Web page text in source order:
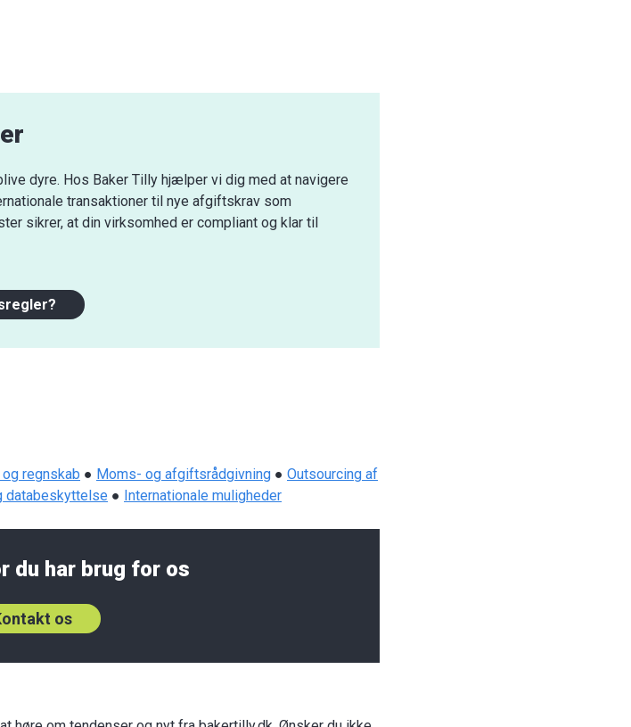
dyre. Hos Baker Tilly hjælper vi dig med at navigere
transaktioner til nye afgiftskrav som
sikrer, at din virksomhed er compliant og klar til
regnskab ● Moms- og afgiftsrådgivning ● Outsourcing af
databeskyttelse ● Internationale muligheder
du har brug for os
os